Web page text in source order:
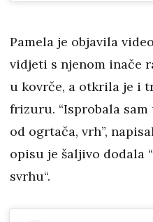
Pamela je objavila
vidjeti s njenom inače
u kovrče, a otkrila je i
frizuru. “Isprobala
od ogrtača, vrh”,
opisu je šaljivo dodala
svrhu“.